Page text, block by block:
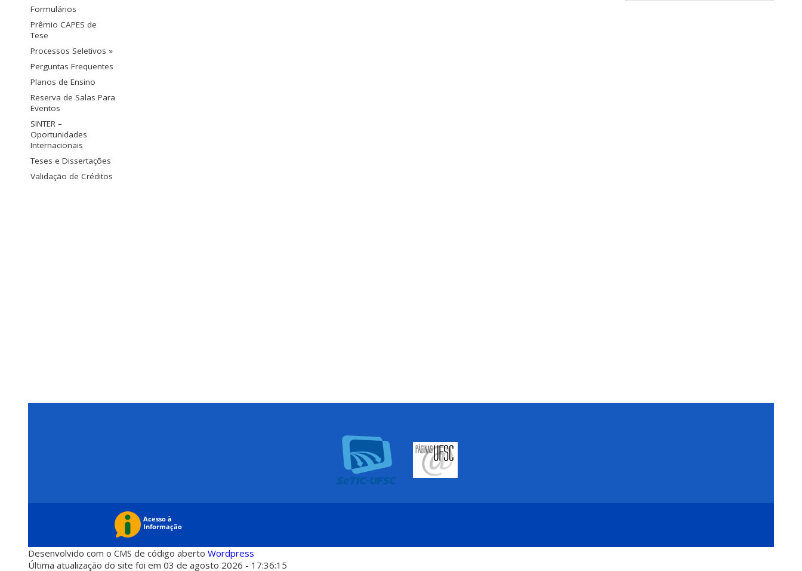
Formulários
Prêmio CAPES de
Tese
Processos Seletivos »
Perguntas Frequentes
Planos de Ensino
Reserva de Salas Para
Eventos
SINTER –
Oportunidades
Internacionais
Teses e Dissertações
Validação de Créditos
Desenvolvido com o CMS de código aberto Wordpress
Última atualização do site foi em 03 de agosto 2026 - 17:36:15